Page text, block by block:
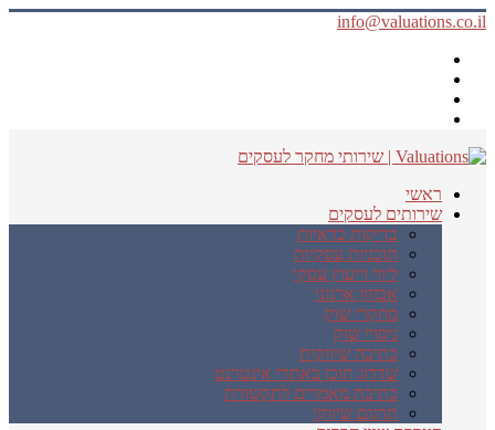
info@valuations.co.il
ראשי
שירותים לעסקים
בדיקות כדאיות
תוכניות עסקיות
ליווי וייעוץ עסקי
אבחון ארגוני
מחקרי שוק
ניסויי שוק
כתיבה שיווקית
שדרוג תוכן באתרי אינטרנט
כתיבת מאמרים לתקשורת
תרגום שיווקי